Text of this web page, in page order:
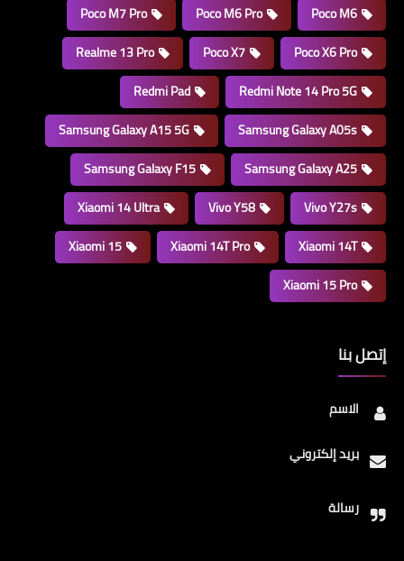
Poco M6
Poco M6 Pro
Poco M7 Pro
Poco X6 Pro
Poco X7
Realme 13 Pro
Redmi Note 14 Pro 5G
Redmi Pad
Samsung Galaxy A05s
Samsung Galaxy A15 5G
Samsung Galaxy A25
Samsung Galaxy F15
Vivo Y27s
Vivo Y58
Xiaomi 14 Ultra
Xiaomi 14T
Xiaomi 14T Pro
Xiaomi 15
Xiaomi 15 Pro
إتصل بنا
الاسم
بريد إلكتروني
رسالة